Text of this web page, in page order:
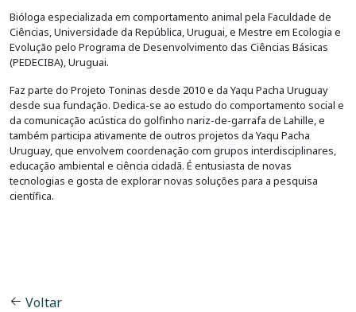
Bióloga especializada em comportamento animal pela Faculdade de
Ciências, Universidade da República, Uruguai, e Mestre em Ecologia e
Evolução pelo Programa de Desenvolvimento das Ciências Básicas
(PEDECIBA), Uruguai.
Faz parte do Projeto Toninas desde 2010 e da Yaqu Pacha Uruguay
desde sua fundação. Dedica-se ao estudo do comportamento social e
da comunicação acústica do golfinho nariz-de-garrafa de Lahille, e
também participa ativamente de outros projetos da Yaqu Pacha
Uruguay, que envolvem coordenação com grupos interdisciplinares,
educação ambiental e ciência cidadã. É entusiasta de novas
tecnologias e gosta de explorar novas soluções para a pesquisa
científica.
Voltar